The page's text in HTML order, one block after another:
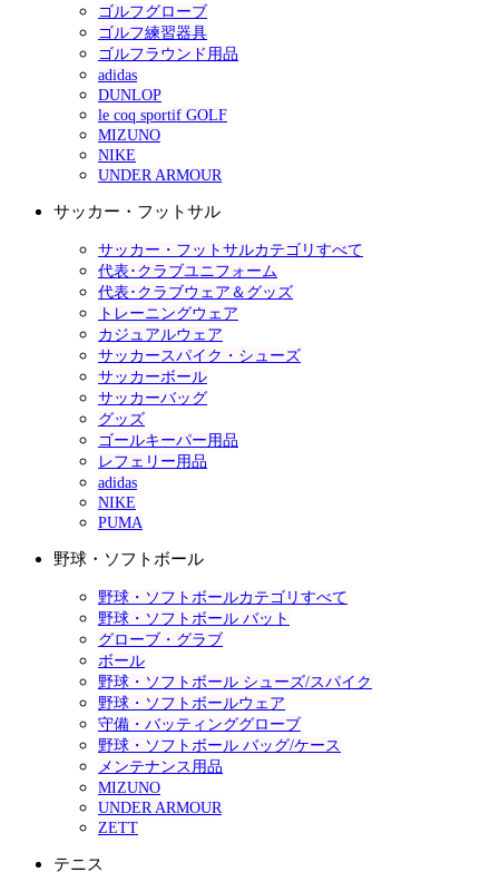
ゴルフグローブ
ゴルフ練習器具
ゴルフラウンド用品
adidas
DUNLOP
le coq sportif GOLF
MIZUNO
NIKE
UNDER ARMOUR
サッカー・フットサル
サッカー・フットサルカテゴリすべて
代表･クラブユニフォーム
代表･クラブウェア＆グッズ
トレーニングウェア
カジュアルウェア
サッカースパイク・シューズ
サッカーボール
サッカーバッグ
グッズ
ゴールキーパー用品
レフェリー用品
adidas
NIKE
PUMA
野球・ソフトボール
野球・ソフトボールカテゴリすべて
野球・ソフトボール バット
グローブ・グラブ
ボール
野球・ソフトボール シューズ/スパイク
野球・ソフトボールウェア
守備・バッティンググローブ
野球・ソフトボール バッグ/ケース
メンテナンス用品
MIZUNO
UNDER ARMOUR
ZETT
テニス